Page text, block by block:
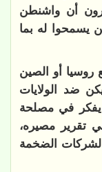
أن واشنطن
يسمحوا له بما
أو الصين
ضد الولايات
يفكر في مصلحة
تقرير مصيره،
الضخمة